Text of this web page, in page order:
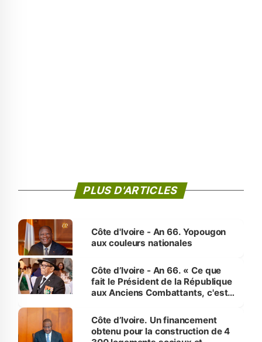
PLUS D'ARTICLES
Côte d'Ivoire - An 66. Yopougon
aux couleurs nationales
Côte d’Ivoire - An 66. « Ce que
fait le Président de la République
aux Anciens Combattants, c'est
Côte d’Ivoire. Un financement
obtenu pour la construction de 4